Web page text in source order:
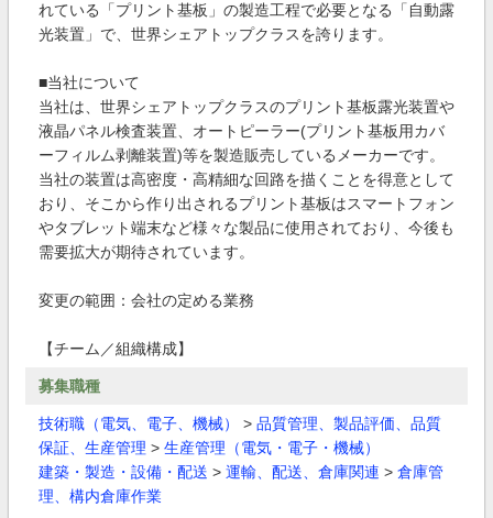
れている「プリント基板」の製造工程で必要となる「自動露
光装置」で、世界シェアトップクラスを誇ります。
■当社について
当社は、世界シェアトップクラスのプリント基板露光装置や
液晶パネル検査装置、オートピーラー(プリント基板用カバ
ーフィルム剥離装置)等を製造販売しているメーカーです。
当社の装置は高密度・高精細な回路を描くことを得意として
おり、そこから作り出されるプリント基板はスマートフォン
やタブレット端末など様々な製品に使用されており、今後も
需要拡大が期待されています。
変更の範囲：会社の定める業務
【チーム／組織構成】
募集職種
技術職（電気、電子、機械） > 品質管理、製品評価、品質
保証、生産管理 > 生産管理（電気・電子・機械）
建築・製造・設備・配送 > 運輸、配送、倉庫関連 > 倉庫管
理、構内倉庫作業